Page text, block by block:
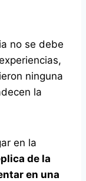
no se debe
ninguna
la
en la
de la
en una